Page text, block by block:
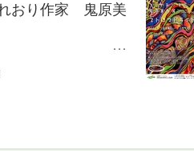
おり作家 鬼原美
)〜7/15(水)